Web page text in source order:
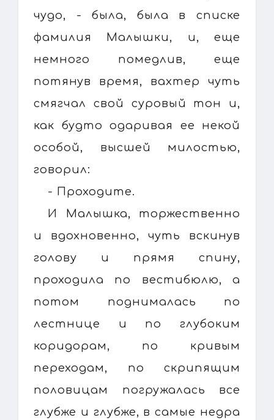
чудо, - была, была в списке
фамилия Малышки, и, еще
немного помедлив, еще
потянув время, вахтер чуть
смягчал свой суровый тон и,
как будто одаривая ее некой
особой, высшей милостью,
говорил:
- Проходите.
И Малышка, торжественно
и вдохновенно, чуть вскинув
голову и прямя спину,
проходила по вестибюлю, а
потом поднималась по
лестнице и по глубоким
коридорам, по кривым
переходам, по скрипящим
половицам погружалась все
глубже и глубже, в самые недра